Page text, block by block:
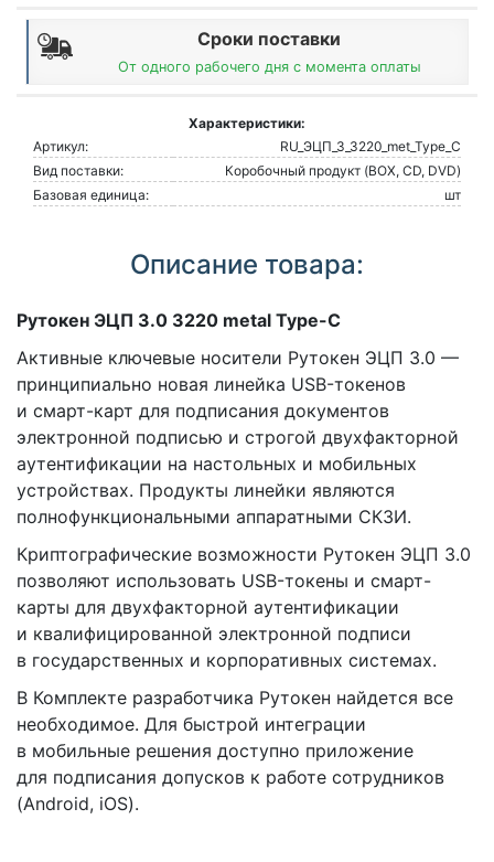
Сроки поставки
От одного рабочего дня с момента оплаты
Характеристики:
Артикул:
RU_ЭЦП_3_3220_met_Type_C
Вид поставки:
Коробочный продукт (BOX, CD, DVD)
Базовая единица:
шт
Описание товара:
Рутокен ЭЦП 3.0 3220 metal Type-C
Активные ключевые носители Рутокен ЭЦП 3.0 —
принципиально новая линейка USB-токенов
и смарт-карт для подписания документов
электронной подписью и строгой двухфакторной
аутентификации на настольных и мобильных
устройствах. Продукты линейки являются
полнофункциональными аппаратными СКЗИ.
Криптографические возможности Рутокен ЭЦП 3.0
позволяют использовать USB-токены и смарт-
карты для двухфакторной аутентификации
и квалифицированной электронной подписи
в государственных и корпоративных системах.
В Комплекте разработчика Рутокен найдется все
необходимое. Для быстрой интеграции
в мобильные решения доступно приложение
для подписания допусков к работе сотрудников
(Android, iOS).